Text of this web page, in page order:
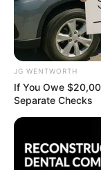
Co-stars Who
BUZZDAY
JG WENTWORTH
If You Owe
Separate Checks